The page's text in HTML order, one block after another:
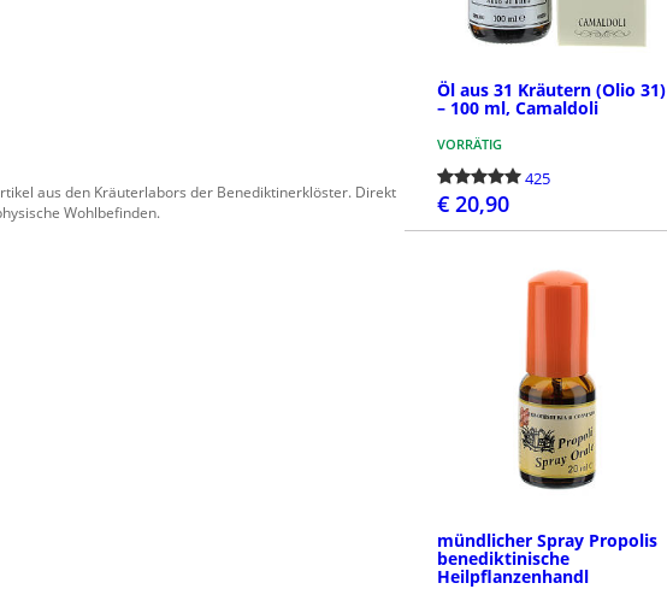
aus den Kräuterlabors der Benediktinerklöster. Direkt
Wohlbefinden.
Öl aus 31 Kräutern (Olio 31)
– 100 ml, Camaldoli
VORRÄTIG
425
€ 20,90
mündlicher Spray Propolis
benediktinische
Heilpflanzenhandl